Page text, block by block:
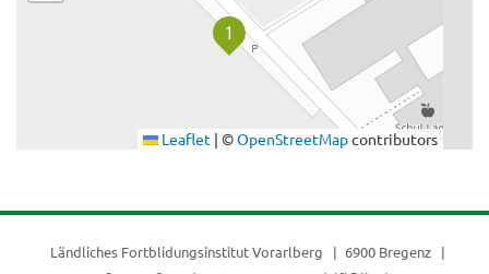
Leaflet | ©OpenStreetMapcontributors
Ländliches Fortblidungsinstitut Vorarlberg
6900 Bregenz